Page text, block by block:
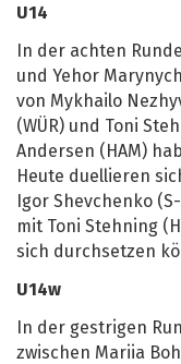
U14
In der achten
und Yehor
von Mykhailo
(WÜR) und Toni
Andersen (HAM)
Heute duellieren
Igor Shevchenko
mit Toni Stehning
sich durchsetzen
U14w
In der gestrigen
zwischen Mariia